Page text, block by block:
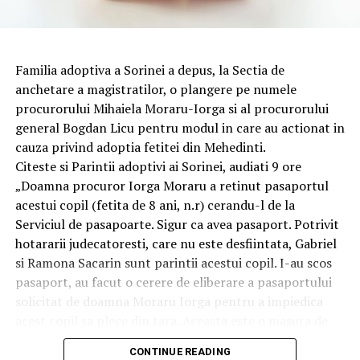
Probleme genetice (de exemplu, anomalii
cromozomiale)
hipotiroidism)
Oreion (Parotidita epidemica, contractata in perioada
de adult)
Infectii cu transmitere sexuala, cum ar fi clamydia sau
gonoree
Inflamatii sau interventii chirurgicale anterioare care
afecteaza transportul spermei
Boala cronica (diabet, cancer, boala tiroidiana etc)
Fumator
Greutate (subponderal sau supraponderal)
Alcool (trei sau mai multe pahare pe zi)
Foloseste steroizi anabolizanti
Utilizeaza droguri
Altele (stresul, sunt expusi la toxine sau substante
chimice, cum ar fi insecticidele, pesticidele etc, plimbari
Familia adoptiva a Sorinei a depus, la Sectia de
anchetare a magistratilor, o plangere pe numele
procurorului Mihaiela Moraru-Iorga si al procurorului
general Bogdan Licu pentru modul in care au actionat in
cauza privind adoptia fetitei din Mehedinti.
Citeste si Parintii adoptivi ai Sorinei, audiati 9 ore
„Doamna procuror Iorga Moraru a retinut pasaportul
acestui copil (fetita de 8 ani, n.r) cerandu-l de la
Serviciul de pasapoarte. Sigur ca avea pasaport. Potrivit
hotararii judecatoresti, care nu este desfiintata, Gabriel
si Ramona Sacarin sunt parintii acestui copil. I-au scos
pasaport, au facut o cerere de eliberare a pasaportului
solicitat de doamna Moraru Iorga pentru a impiedica
restrangere a libertatii de circulatie. De fapt, este un
CONTINUE READING